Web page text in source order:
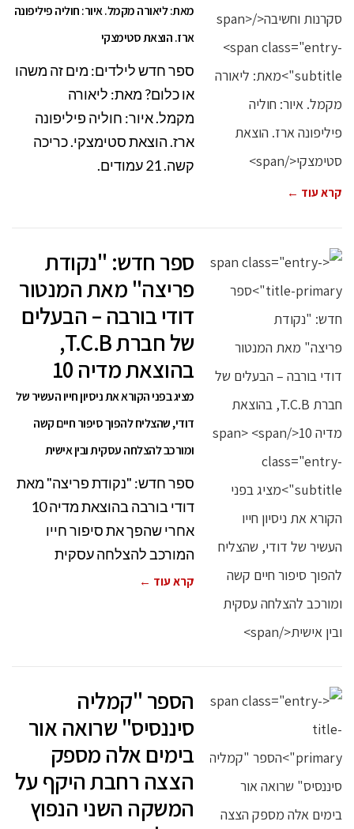
מאת: ליאורה מקמל. איור: חוליה פיליפונה
ארז. הוצאת סטימצקי
ספר חדש לילדים: מים זה משהו
או כלום? מאת: ליאורה
מקמל. איור: חוליה פיליפונה
ארז. הוצאת סטימצקי. כריכה
קשה. 21 עמודים.
קרא עוד ←
ספר חדש: "נקודת
פריצה" מאת המנטור
דודי בורבה – הבעלים
של חברת T.C.B,
בהוצאת מדיה 10
מציג בפני הקורא את ניסיון חייו העשיר של
דודי, שהצליח להפוך סיפור חיים קשה
ומורכב להצלחה עסקית ובין אישית
ספר חדש: "נקודת פריצה" מאת
דודי בורבה בהוצאת מדיה 10
אחרי שהפך את סיפור חייו
המורכב להצלחה עסקית
קרא עוד ←
הספר "קמליה
סיננסיס" שרואה אור
בימים אלה מספק
הצצה רחבת היקף על
המשקה השני הנפוץ